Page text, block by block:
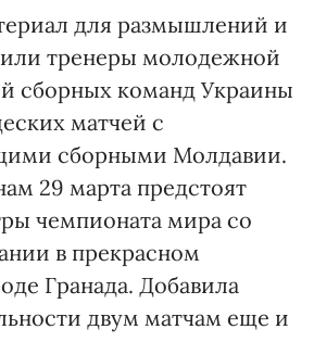
для размышлений и
тренеры молодежной
сборных команд Украины
матчей с
сборными Молдавии.
29 марта предстоят
чемпионата мира со
в прекрасном
Гранада. Добавила
двум матчам еще и